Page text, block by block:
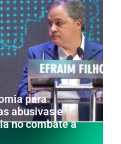
para
abusivas e
no combate a